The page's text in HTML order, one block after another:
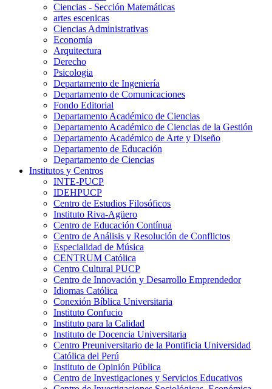
Ciencias - Sección Matemáticas
artes escenicas
Ciencias Administrativas
Economía
Arquitectura
Derecho
Psicologia
Departamento de Ingeniería
Departamento de Comunicaciones
Fondo Editorial
Departamento Académico de Ciencias
Departamento Académico de Ciencias de la Gestión
Departamento Académico de Arte y Diseño
Departamento de Educación
Departamento de Ciencias
Institutos y Centros
INTE-PUCP
IDEHPUCP
Centro de Estudios Filosóficos
Instituto Riva-Agüero
Centro de Educación Contínua
Centro de Análisis y Resolución de Conflictos
Especialidad de Música
CENTRUM Católica
Centro Cultural PUCP
Centro de Innovación y Desarrollo Emprendedor
Idiomas Católica
Conexión Bíblica Universitaria
Instituto Confucio
Instituto para la Calidad
Instituto de Docencia Universitaria
Centro Preuniversitario de la Pontificia Universidad
Católica del Perú
Instituto de Opinión Pública
Centro de Investigaciones y Servicios Educativos